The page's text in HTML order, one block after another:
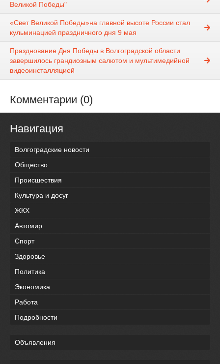
Великой Победы"
«Свет Великой Победы»на главной высоте России стал
кульминацией праздничного дня 9 мая
Празднование Дня Победы в Волгоградской области
завершилось грандиозным салютом и мультимедийной
видеоинсталляцией
Комментарии (0)
Навигация
Волгоградские новости
Общество
Происшествия
Культура и досуг
ЖКХ
Автомир
Спорт
Здоровье
Политика
Экономика
Работа
Подробности
Объявления